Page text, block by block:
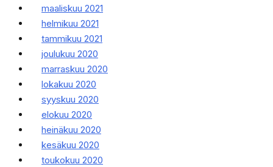
maaliskuu 2021
helmikuu 2021
tammikuu 2021
joulukuu 2020
marraskuu 2020
lokakuu 2020
syyskuu 2020
elokuu 2020
heinäkuu 2020
kesäkuu 2020
toukokuu 2020